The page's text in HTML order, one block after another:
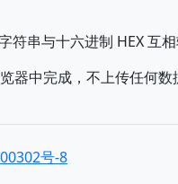
串与十六进制 HEX 互相
器中完成，不上传任何数
号-8